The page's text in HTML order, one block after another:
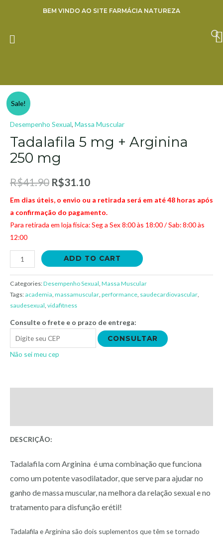
conteúdo
BEM VINDO AO SITE FARMÁCIA NATUREZA
Sale!
26% OFF
Desempenho Sexual, Massa Muscular
Tadalafila 5 mg + Arginina
250 mg
R$41.90 R$31.10
Em dias úteis, o envio ou a retirada será em até 48 horas após
a confirmação do pagamento.
Para retirada em loja física: Seg a Sex 8:00 às 18:00 / Sab: 8:00 às
12:00
Tadalafila
5
mg
+
250
quantity
ADD TO CART
Categories:Desempenho Sexual Massa Muscular
Tags: academia massamuscular performance saudecardiovascular
saudesexual vidafitness
Consulte o frete e o prazo de entrega:
CONSULTAR
Não sei meu cep
DESCRIÇÃO:
Tadalafila com Arginina é uma combinação que funciona
como um potente vasodilatador, que serve para ajudar no
ganho de massa muscular, na melhora da relação sexual e no
tratamento para disfunção erétil!
Tadalafila e Arginina são dois suplementos que têm se tornado